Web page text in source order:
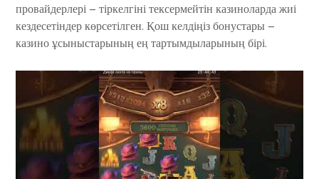
провайдерлері – тіркелгіні тексермейтін казиноларда жиі
кездесетіндер көрсетілген. Қош келдіңіз бонустары –
казино ұсыныстарының ең тартымдыларының бірі.